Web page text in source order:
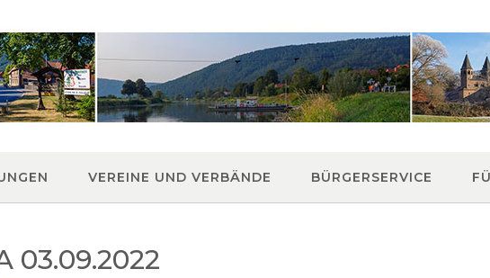
VEREINE UND VERBÄNDE BÜRGERSERVICE
03.09.2022